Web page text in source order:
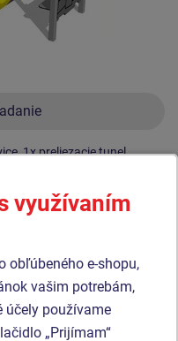
1x preliezacie tunel.
Novinka
využívaním
obľúbeného e-shopu,
vašim potrebám,
účely používame
„Prijímam“